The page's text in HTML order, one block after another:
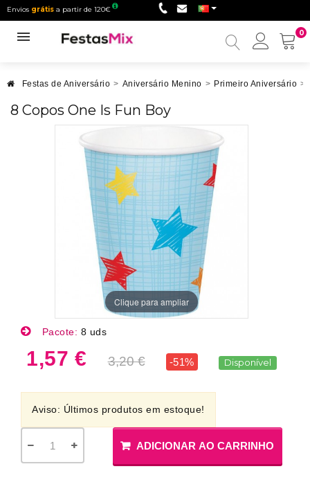
Envios grátis a partir de 120€
0
Minha
Festas de Aniversário > Aniversário Menino > Primeiro Aniversário >
8 Copos One Is Fun Boy
Clique para ampliar
Pacote: 8 uds
1,57 € 3,20 € -51% Disponível
Aviso: Últimos produtos em estoque!
ADICIONAR AO CARRINHO